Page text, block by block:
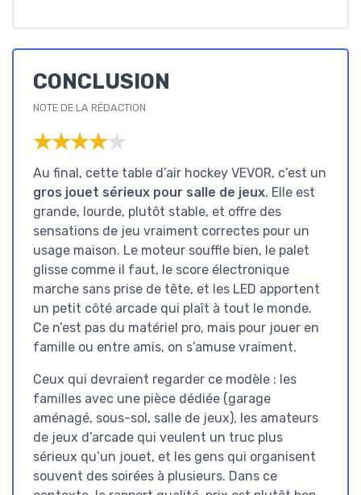
CONCLUSION
NOTE DE LA RÉDACTION
★★★★★
★★★★★
Au final, cette table d’air hockey VEVOR, c’est un
gros jouet sérieux pour salle de jeux. Elle est
grande, lourde, plutôt stable, et offre des
sensations de jeu vraiment correctes pour un
usage maison. Le moteur souffle bien, le palet
glisse comme il faut, le score électronique
marche sans prise de tête, et les LED apportent
un petit côté arcade qui plaît à tout le monde.
Ce n’est pas du matériel pro, mais pour jouer en
famille ou entre amis, on s’amuse vraiment.
Ceux qui devraient regarder ce modèle : les
familles avec une pièce dédiée (garage
aménagé, sous-sol, salle de jeux), les amateurs
de jeux d’arcade qui veulent un truc plus
sérieux qu’un jouet, et les gens qui organisent
souvent des soirées à plusieurs. Dans ce